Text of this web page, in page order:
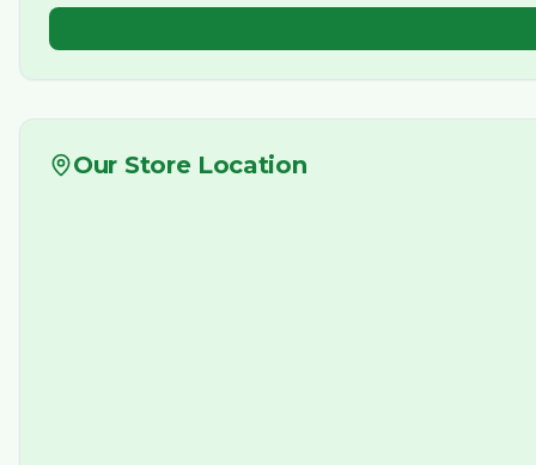
Our Store Location